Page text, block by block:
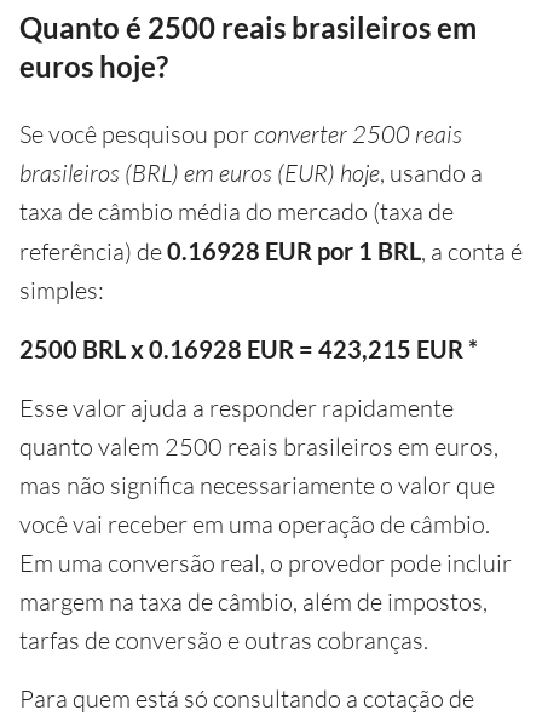
Quanto é 2500 reais brasileiros em
euros hoje?
Se você pesquisou porconverter 2500 reais
brasileiros (BRL) em euros (EUR) hoje, usando a
taxa de câmbio média do mercado (taxa de
referência) de0.16928 EUR por 1 BRL, a conta é
simples:
2500 BRL x 0.16928 EUR = 423,215 EUR *
Esse valor ajuda a responder rapidamente
quanto valem 2500 reais brasileiros em euros,
mas não significa necessariamente o valor que
você vai receber em uma operação de câmbio.
Em uma conversão real, o provedor pode incluir
margem na taxa de câmbio, além de impostos,
tarfas de conversão e outras cobranças.
Para quem está só consultando a cotação de